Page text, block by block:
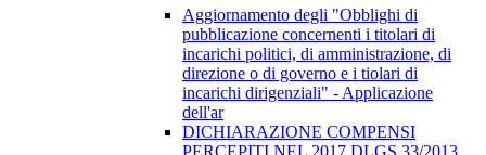
Aggiornamento degli "Obblighi di
pubblicazione concernenti i titolari di
incarichi politici, di amministrazione, di
direzione o di governo e i tiolari di
incarichi dirigenziali" - Applicazione
dell'ar
DICHIARAZIONE COMPENSI